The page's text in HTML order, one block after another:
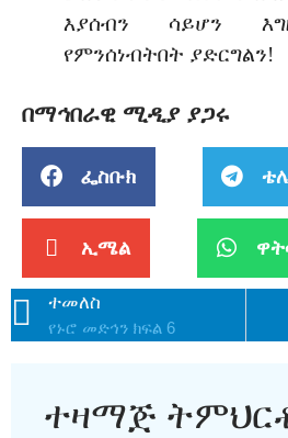
እያሰብን ሳይሆን
የምንሰነብትበት ያድርግልን!
በማኅበራዊ ሚዲያ ያጋሩ
ፌስቡክ
ኢሜል
ተመለስ
የኑሮ መድኅን ክፍል 6
ተዛማጅ